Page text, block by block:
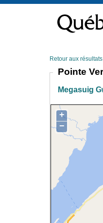
contenu
Retour aux résultats
Pointe
Megasuig
+
−